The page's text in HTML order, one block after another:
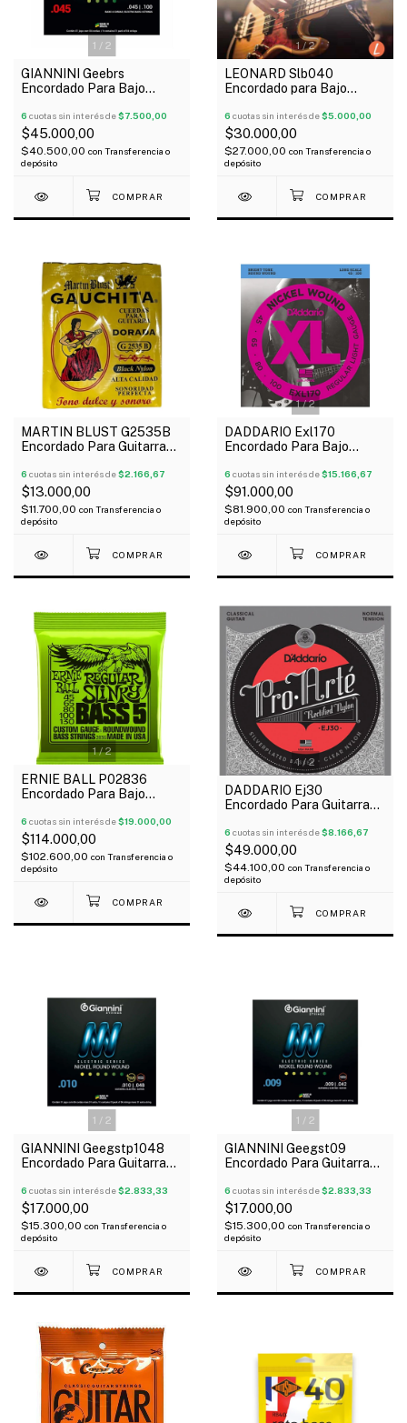
1 / 2
GIANNINI Geebrs
Encordado Para Bajo
0100
6 cuotas sin interés de$7.500,00
$45.000,00
$40.500,00 con Transferencia o
depósito
1/2
LEONARD Slb040
Encordado para Bajo
Plated 040/095
6 cuotas sin interés de$5.000,00
$30.000,00
$27.000,00 con Transferencia o
depósito
MARTIN BLUST G2535B
Encordado Para Guitarra
Tensión Media
6 cuotas sin interés de$2.166,67
$13.000,00
$11.700,00 con Transferencia o
depósito
1/2
DADDARIO Exl170
Encordado Para Bajo
Regular Light Niquel 045-
100
6 cuotas sin interés de$15.166,67
$91.000,00
$81.900,00 con Transferencia o
depósito
1/2
ERNIE BALL P02836
Encordado Para Bajo
Nickel Wound 45-130
6 cuotas sin interés de$19.000,00
$114.000,00
$102.600,00 con Transferencia o
depósito
1/2
DADDARIO Ej30
Encordado Para Guitarra
Normal Nylon Entorchado
6 cuotas sin interés de$8.166,67
$49.000,00
$44.100,00 con Transferencia o
depósito
1 / 2
GIANNINI Geegstp1048
Encordado Para Guitarra
6 cuotas sin interés de$2.833,33
$17.000,00
$15.300,00 con Transferencia o
depósito
1 / 2
GIANNINI Geegst09
Encordado Para Guitarra
6 cuotas sin interés de$2.833,33
$17.000,00
$15.300,00 con Transferencia o
depósito